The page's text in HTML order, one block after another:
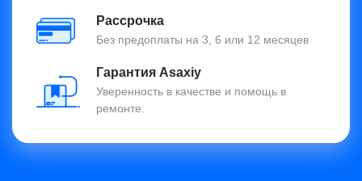
Рассрочка
Без предоплаты на 3, 6 или 12 месяцев
Гарантия Asaxiy
Уверенность в качестве и помощь в
ремонте.